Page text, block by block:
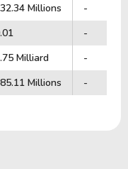
Millions
-
-
Milliard
-
Millions -